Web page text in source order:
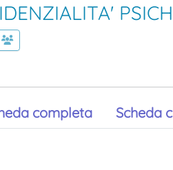
completa Scheda